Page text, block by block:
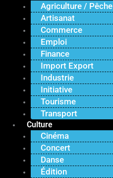
Agriculture / Pêche
Artisanat
Commerce
Emploi
Finance
Import Export
Industrie
Initiative
Tourisme
Transport
Culture
Cinéma
Concert
Danse
Édition